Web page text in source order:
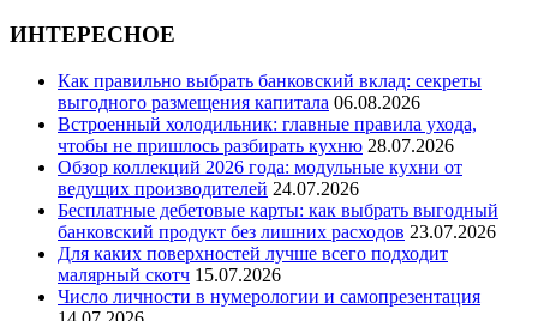
ИНТЕРЕСНОЕ
Как правильно выбрать банковский вклад: секреты
выгодного размещения капитала 06.08.2026
Встроенный холодильник: главные правила ухода,
чтобы не пришлось разбирать кухню 28.07.2026
Обзор коллекций 2026 года: модульные кухни от
ведущих производителей 24.07.2026
Бесплатные дебетовые карты: как выбрать выгодный
банковский продукт без лишних расходов 23.07.2026
Для каких поверхностей лучше всего подходит
малярный скотч 15.07.2026
Число личности в нумерологии и самопрезентация